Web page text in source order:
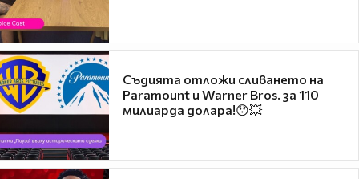
Съдията отложи сливането на
Paramount и Warner Bros. за 110
милиарда долара!😯💥